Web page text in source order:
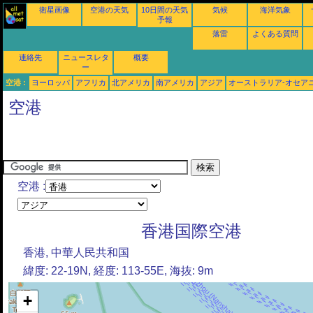
衛星画像 空港の天気
10日間の天気
予報
気候 海洋気象
落雷 よくある質問
連絡先
ニュースレタ
ー
概要
空港 : ヨーロッパ アフリカ 北アメリカ 南アメリカ アジア オーストラリア-オセア
空港
空港 :
香港国際空港
香港, 中華人民共和国
緯度: 22-19N, 経度: 113-55E, 海抜: 9m
+